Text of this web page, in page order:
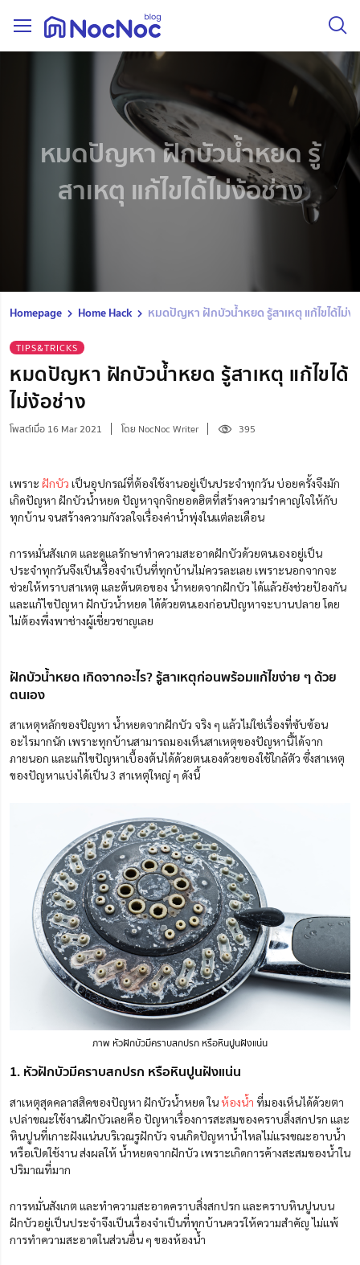
หมดปัญหา ฝักบัวน้ำหยด รู้
สาเหตุ แก้ไขได้ไม่ง้อช่าง
Homepage Home Hack หมดปัญหา ฝักบัวน้ำหยด รู้สาเหตุ แก้ไขได้ไม่ง้
TIPS&TRICKS
หมดปัญหา ฝักบัวน้ำหยด รู้สาเหตุ แก้ไขได้
ไม่ง้อช่าง
โพสต์เมื่อ 16 Mar 2021 โดย NocNoc Writer 395
เพราะ ฝักบัว เป็นอุปกรณ์ที่ต้องใช้งานอยู่เป็นประจำทุกวัน บ่อยครั้งจึงมัก
เกิดปัญหา ฝักบัวน้ำหยด ปัญหาจุกจิกยอดฮิตที่สร้างความรำคาญใจให้กับ
ทุกบ้าน จนสร้างความกังวลใจเรื่องค่าน้ำพุ่งในแต่ละเดือน
การหมั่นสังเกต และดูแลรักษาทำความสะอาดฝักบัวด้วยตนเองอยู่เป็น
ประจำทุกวันจึงเป็นเรื่องจำเป็นที่ทุกบ้านไม่ควรละเลย เพราะนอกจากจะ
ช่วยให้ทราบสาเหตุ และต้นตอของ น้ำหยดจากฝักบัว ได้แล้วยังช่วยป้องกัน
และแก้ไขปัญหา ฝักบัวน้ำหยด ได้ด้วยตนเองก่อนปัญหาจะบานปลาย โดย
ไม่ต้องพึ่งพาช่างผู้เชี่ยวชาญเลย
ฝักบัวน้ำหยด เกิดจากอะไร? รู้สาเหตุก่อนพร้อมแก้ไขง่าย ๆ ด้วย
ตนเอง
สาเหตุหลักของปัญหา น้ำหยดจากฝักบัว จริง ๆ แล้วไม่ใช่เรื่องที่ซับซ้อน
อะไรมากนัก เพราะทุกบ้านสามารถมองเห็นสาเหตุของปัญหานี้ได้จาก
ภายนอก และแก้ไขปัญหาเบื้องต้นได้ด้วยตนเองด้วยของใช้ใกล้ตัว ซึ่งสาเหตุ
ของปัญหาแบ่งได้เป็น 3 สาเหตุใหญ่ ๆ ดังนี้
ภาพ หัวฝักบัวมีคราบสกปรก หรือหินปูนฝังแน่น
1. หัวฝักบัวมีคราบสกปรก หรือหินปูนฝังแน่น
สาเหตุสุดคลาสสิคของปัญหา ฝักบัวน้ำหยด ใน ห้องน้ำ ที่มองเห็นได้ด้วยตา
เปล่าขณะใช้งานฝักบัวเลยคือ ปัญหาเรื่องการสะสมของคราบสิ่งสกปรก และ
หินปูนที่เกาะฝังแน่นบริเวณรูฝักบัว จนเกิดปัญหาน้ำไหลไม่แรงขณะอาบน้ำ
หรือเปิดใช้งาน ส่งผลให้ น้ำหยดจากฝักบัว เพราะเกิดการค้างสะสมของน้ำใน
ปริมาณที่มาก
การหมั่นสังเกต และทำความสะอาดคราบสิ่งสกปรก และคราบหินปูนบน
ฝักบัวอยู่เป็นประจำจึงเป็นเรื่องจำเป็นที่ทุกบ้านควรให้ความสำคัญ ไม่แพ้
การทำความสะอาดในส่วนอื่น ๆ ของห้องน้ำ